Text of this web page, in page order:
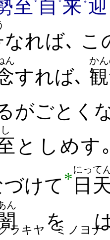
至 自 来 迎
なれば､ こ
ん
すれば､
か
が​ごとく​
し
と​しめ
づけ​て* 日
にって
ん
ラキヤ をミノヨナ